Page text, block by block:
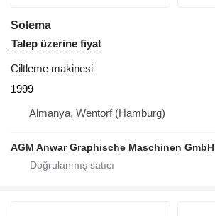
Solema
Talep üzerine fiyat
Ciltleme makinesi
1999
Almanya, Wentorf (Hamburg)
AGM Anwar Graphische Maschinen GmbH